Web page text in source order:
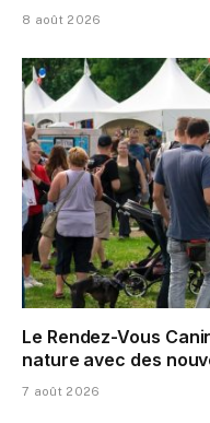
8 août 2026
Le Rendez-Vous
nature avec des
7 août 2026